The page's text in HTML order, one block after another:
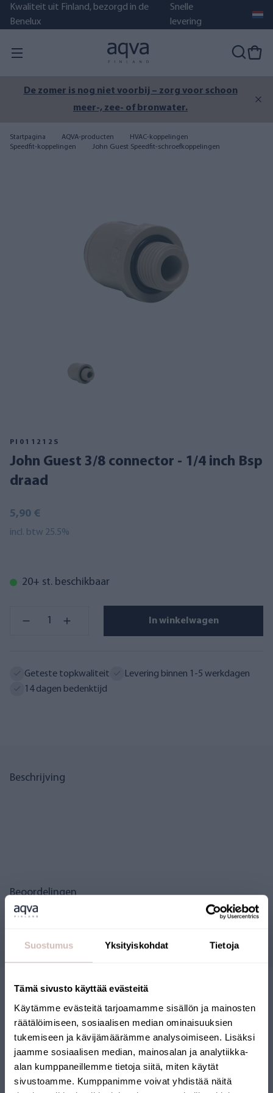
Suostumus Yksityiskohdat Tietoja
Tämä sivusto käyttää evästeitä
Käytämme evästeitä tarjoamamme sisällön ja mainosten
räätälöimiseen, sosiaalisen median ominaisuuksien
tukemiseen ja kävijämäärämme analysoimiseen. Lisäksi
jaamme sosiaalisen median, mainosalan ja analytiikka-
alan kumppaneillemme tietoja siitä, miten käytät
sivustoamme. Kumppanimme voivat yhdistää näitä
Kwaliteit uit Finland, bezorgd in de
Benelux
Snelle
levering
AQVA BOTTLE waterfles met filter is weer
voorraad!
Startpagina AQVA-producten
HVAC-koppelingen
Speedfit-koppelingen
John Guest Speedfit-schroefkoppelingen
PI011212S
John Guest 3/8 connector - 1/4 inch Bsp
draad
5,90 €
incl. btw 25.5%
20+ st. beschikbaar
In winkelwagen
Geteste topkwaliteit
Levering binnen 1-5 werkdagen
14 dagen bedenktijd
Beschrijving
Beoordelingen
FINSE WEBSHOP